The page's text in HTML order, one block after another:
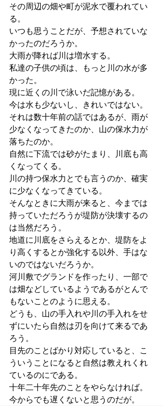
その周辺の畑や町が泥水で覆われてい
る。
いつも思うことだが、予想されていな
かったのだろうか。
大雨が降れば川は増水する。
私達の子供の頃は、もっと川の水が多
かった。
現に近くの川で泳いだ記憶がある。
今は水も少ないし、きれいではない。
それは数十年前の話ではあるが、雨が
少なくなってきたのか、山の保水力が
落ちたのか。
自然に下流では砂がたまり、川底も高
くなってくる。
川の持つ保水力とでも言うのか、確実
に少なくなってきている。
そんなときに大雨が来ると、今までは
持っていただろうが堤防が決壊するの
は当然だろう。
地道に川底をさらえるとか、堤防をよ
り高くするとか強化する以外、手はな
いのではないだろうか。
河川敷でグランドを作ったり、一部で
は畑などしているようであるがとんで
もないことのように思える。
どうも、山の手入れや川の手入れをせ
ずにいたら自然は刃を向けて来るであ
ろう。
目先のことばかり対応していると、こ
ういうことになると自然は教えれくれ
ているのにである。
十年二十年先のことをやらなければ。
今からでも遅くないと思うのだが。